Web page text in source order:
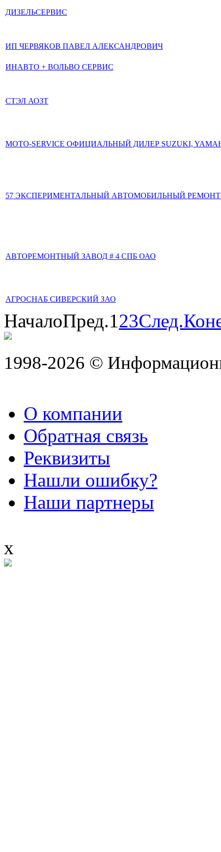
ДИЗЕЛЬСЕРВИС
ИП ЧЕРВЯКОВ ПАВЕЛ АЛЕКСАНДРОВИЧ
ИНАВТО + ВОЛЬВО СЕРВИС
СТЭЛ АОЗТ
MOTO-SERVICE ОФИЦИАЛЬНЫЙ ДИЛЕР SUZUKI,
57 ЭКСПЕРИМЕНТАЛЬНЫЙ АВТОМОБИЛЬНЫЙ
АВТОРЕМОНТНЫЙ ЗАВОД # 4 СПБ ОАО
АГРОСНАБ СИВЕРСКИЙ ЗАО
НачалоПред.123След.
1998-2026 ©
О компании
Обратная связь
Реквизиты
Нашли ошибку?
Наши партнеры
x